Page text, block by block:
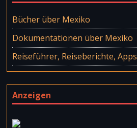
Bücher über Mexiko
Dokumentationen über Mexiko
Reiseführer, Reiseberichte, Apps
Anzeigen